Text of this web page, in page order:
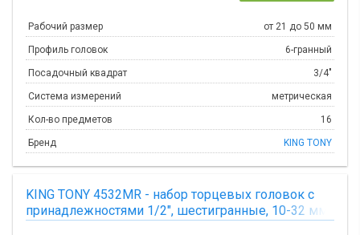
Рабочий размер от 21 до 50 мм
Профиль головок 6-гранный
Посадочный квадрат 3/4"
Система измерений метрическая
Кол-во предметов 16
Бренд KING TONY
KING TONY 4532MR - набор торцевых головок с
принадлежностями 1/2", шестигранные, 10-32 мм,